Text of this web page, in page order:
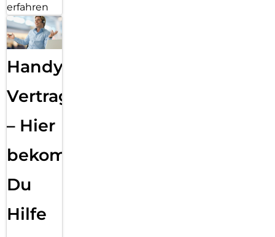
erfahren
Handy
Vertragsabwicklung
– Hier
bekommst
Du
Hilfe